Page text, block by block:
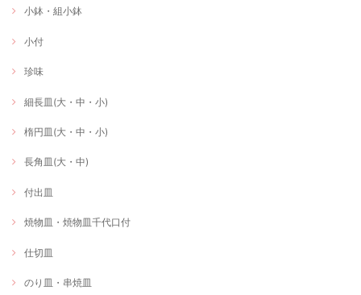
小鉢・組小鉢
小付
珍味
細長皿(大・中・小)
楕円皿(大・中・小)
長角皿(大・中)
付出皿
焼物皿・焼物皿千代口付
仕切皿
のり皿・串焼皿